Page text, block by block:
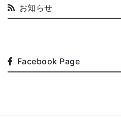
お知らせ
Facebook Page